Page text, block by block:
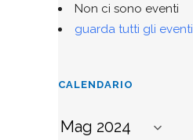
Non ci sono eventi
guarda tutti gli eventi
CALENDARIO